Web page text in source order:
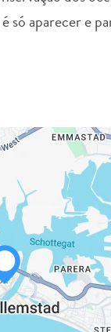
só aparecer e